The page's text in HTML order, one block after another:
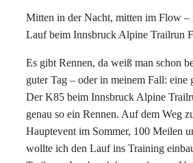
Mitten in der Nacht, mitten im Flow –
Lauf beim Innsbruck Alpine Trailrun
Es gibt Rennen, da weiß man schon
guter Tag – oder in meinem Fall: eine
Der K85 beim Innsbruck Alpine
genau so ein Rennen. Auf dem Weg
Hauptevent im Sommer, 100 Meilen
wollte ich den Lauf ins Training